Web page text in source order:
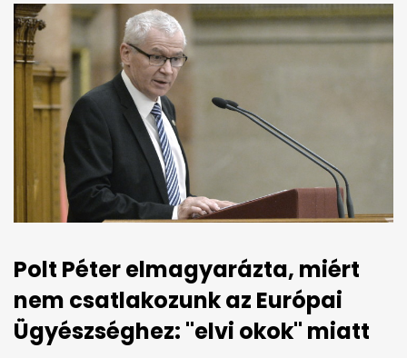
Polt Péter elmagyarázta, miért
nem csatlakozunk az Európai
Ügyészséghez: "elvi okok" miatt